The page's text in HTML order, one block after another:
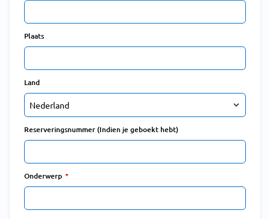
Plaats
Land
Reserveringsnummer (Indien je geboekt hebt)
Onderwerp